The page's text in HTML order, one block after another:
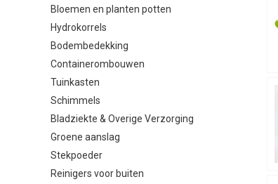
Bloemen en planten potten
Hydrokorrels
Bodembedekking
Containerombouwen
Tuinkasten
Schimmels
Bladziekte & Overige Verzorging
Groene aanslag
Stekpoeder
Reinigers voor buiten